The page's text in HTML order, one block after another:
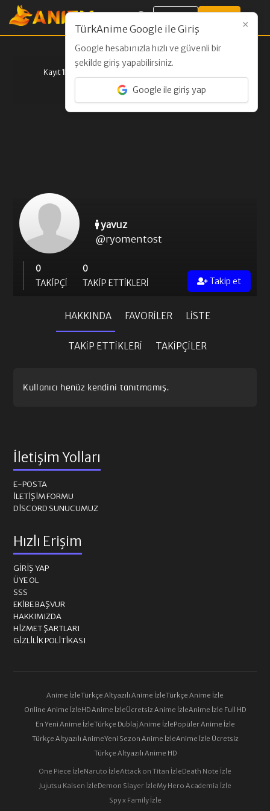
Kayıt13 Ocak 2025
Son Görülme30 Temmuz 2026
yavuz
@ryomentost
0
TAKIPÇI
0
TAKIP ETTIKLERI
Takip et
HAKKINDA FAVORILER LISTE
TAKIP ETTIKLERI TAKIPÇILER
Kullanıcı henüz kendini tanıtmamış.
İletişim Yolları
E-POSTA
İLETIŞIM FORMU
DISCORD SUNUCUMUZ
Hızlı Erişim
GIRIŞ YAP
ÜYE OL
SSS
EKIBE BAŞVUR
HAKKIMIZDA
HIZMET ŞARTLARI
GIZLILIK POLITIKASI
Anime İzleTürkçe Altyazılı Anime İzleTürkçe Anime İzle
Online Anime İzleHD Anime İzleÜcretsiz Anime İzleAnime İzle Full HD
En Yeni Anime İzleTürkçe Dublaj Anime İzlePopüler Anime İzle
Türkçe Altyazılı AnimeYeni Sezon Anime İzleAnime İzle Ücretsiz
Türkçe Altyazılı Anime HD
One Piece İzleNaruto İzleAttack on Titan İzleDeath Note İzle
Jujutsu Kaisen İzleDemon Slayer İzleMy Hero Academia İzle
Spy x Family İzle
×
TürkAnime Google ile Giriş
Google hesabınızla hızlı ve güvenli bir
şekilde giriş yapabilirsiniz.
Google ile giriş yap